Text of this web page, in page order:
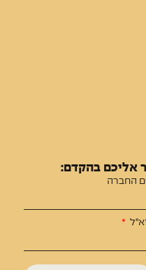
אליכם בהקדם:
החברה